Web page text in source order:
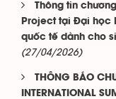
Thông tin
Project tại Đại học
quốc tế dành cho
(27/04/2026)
THÔNG BÁO
INTERNATIONAL